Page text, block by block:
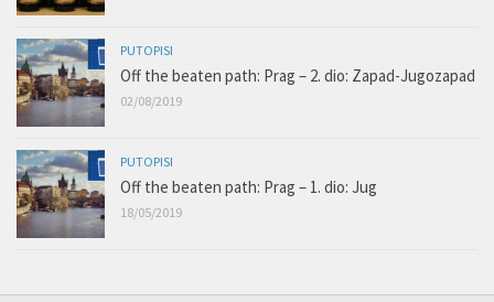
PUTOPISI
Off the beaten path: Prag – 2. dio: Zapad-Jugozapad
02/08/2019
PUTOPISI
Off the beaten path: Prag – 1. dio: Jug
18/05/2019